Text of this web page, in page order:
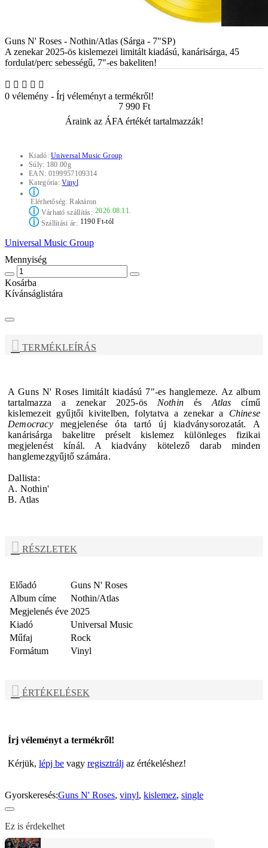
Guns N' Roses - Nothin/Atlas (Sárga - 7"SP)
A zenekar 2025-ös kislemezei limitált kiadású, kanárisárga, 45
fordulat/perc sebességű, 7"-es bakeliten!
0 vélemény - Írj véleményt a termékről!
7 990 Ft
Áraink az ÁFA értékét tartalmazzák!
Kiadó:Universal Music Group
Súly: 180.00g
EAN: 0199957109314
Kategória:Vinyl
ⓘ
Elérhetőség:Raktáron
ⓘVárható szállítás: 2026.08.11.
ⓘSzállítási ár: 1190 Ft-tól
Universal Music Group
Mennyiség
Kosárba
Kívánságlistára
TERMÉKLEÍRÁS
AGuns N' Roses limitált kiadású 7"-es hanglemeze. Az album
tartalmazza a zenekar 2025-ös
Nothinés Atlas című
kislemezeit gyűjtői kivitelben, folytatva azenekar a
Chinese
Democracy megjelenése óta tartó új kiadványsorozatát. A
kanárisárga bakelitre préselt kislemez különleges fizikai
megjelenést kínál. A kiadvány kötelező darab minden
hanglemezgyűjtő számára.
Dallista:
A. Nothin'
B. Atlas
RÉSZLETEK
Előadó
Guns N' Roses
Album címe
Nothin/Atlas
Megjelenés éve 2025
Kiadó
Universal Music
Műfaj
Rock
Formátum
Vinyl
ÉRTÉKELÉSEK
Írj véleményt a termékről!
Kérjük, lépj be vagy regisztrálj az értékeléshez!
Gyorskeresés:Guns N' Roses, vinyl, kislemez, single
Ez is érdekelhet